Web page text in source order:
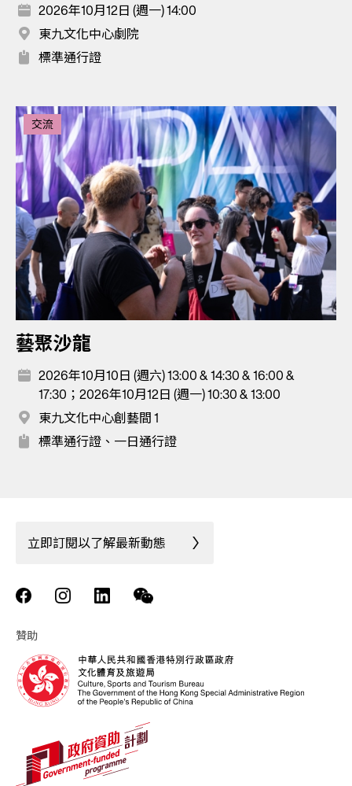
2026年10月12日 (週一) 14:00
東九文化中心劇院
標準通行證
交流
藝聚沙龍
2026年10月10日 (週六) 13:00 & 14:30 & 16:00 &
17:30；2026年10月12日 (週一) 10:30 & 13:00
東九文化中心創藝間 1
標準通行證、一日通行證
立即訂閱以了解最新動態
贊助